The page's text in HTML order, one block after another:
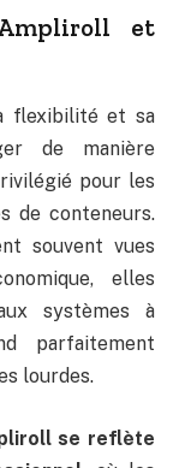
et
flexibilité et sa
de manière
pour les
de conteneurs.
souvent vues
elles
systèmes à
parfaitement
lourdes.
se reflète